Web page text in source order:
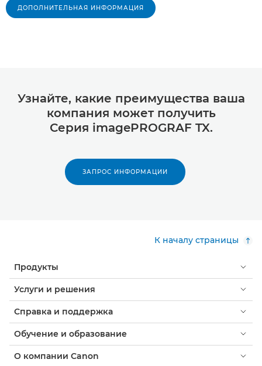
ДОПОЛНИТЕЛЬНАЯ ИНФОРМАЦИЯ
Узнайте, какие преимущества ваша
компания может получить
Серия imagePROGRAF TX.
ЗАПРОС ИНФОРМАЦИИ
К началу страницы
Продукты
Услуги и решения
Справка и поддержка
Обучение и образование
О компании Canon